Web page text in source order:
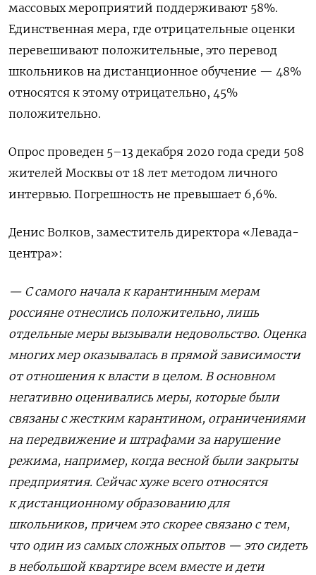
массовых мероприятий поддерживают 58%.
Единственная мера, где отрицательные оценки
перевешивают положительные, это перевод
школьников на дистанционное обучение — 48%
относятся к этому отрицательно, 45%
положительно.
Опрос проведен 5–13 декабря 2020 года среди 508
жителей Москвы от 18 лет методом личного
интервью. Погрешность не превышает 6,6%.
Денис Волков, заместитель директора «Левада-
центра»:
— С самого начала к карантинным мерам
россияне отнеслись положительно, лишь
отдельные меры вызывали недовольство. Оценка
многих мер оказывалась в прямой зависимости
от отношения к власти в целом. В основном
негативно оценивались меры, которые были
связаны с жестким карантином, ограничениями
на передвижение и штрафами за нарушение
режима, например, когда весной были закрыты
предприятия. Сейчас хуже всего относятся
к дистанционному образованию для
школьников, причем это скорее связано с тем,
что один из самых сложных опытов — это сидеть
в небольшой квартире всем вместе и дети